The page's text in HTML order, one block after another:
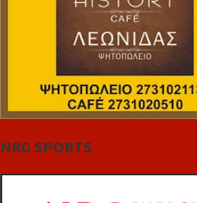
NRG SPORTS